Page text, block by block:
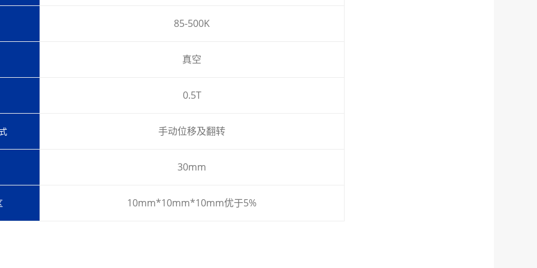
85-500K
真空
0.5T
手动位移及翻转
30mm
10mm*10mm*10mm优于5%